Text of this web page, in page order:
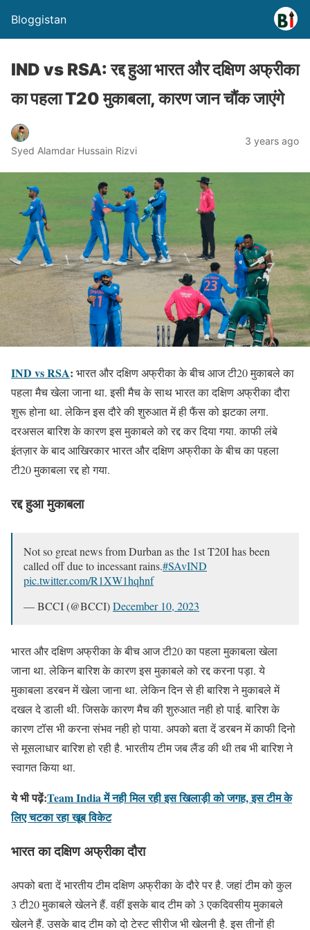
Bloggistan
IND vs RSA: रद्द हुआ भारत और दक्षिण अफ्रीका
का पहला T20 मुकाबला, कारण जान चौंक जाएंगे
Syed Alamdar Hussain Rizvi
3 years ago
IND vs RSA: भारत और दक्षिण अफ्रीका के बीच आज टी20 मुकाबले का
पहला मैच खेला जाना था. इसी मैच के साथ भारत का दक्षिण अफ्रीका दौरा
शुरू होना था. लेकिन इस दौरे की शुरुआत में ही फैंस को झटका लगा.
दरअसल बारिश के कारण इस मुकाबले को रद्द कर दिया गया. काफी लंबे
इंतज़ार के बाद आखिरकार भारत और दक्षिण अफ्रीका के बीच का पहला
टी20 मुकाबला रद्द हो गया.
रद्द हुआ मुकाबला
Not so great news from Durban as the 1st T20I has been
called off due to incessant rains.#SAvIND
pic.twitter.com/R1XW1hqhnf
— BCCI (@BCCI)December 10, 2023
भारत और दक्षिण अफ्रीका के बीच आज टी20 का पहला मुकाबला खेला
जाना था. लेकिन बारिश के कारण इस मुकाबले को रद्द करना पड़ा. ये
मुकाबला डरबन में खेला जाना था. लेकिन दिन से ही बारिश ने मुकाबले में
दखल दे डाली थी. जिसके कारण मैच की शुरुआत नही हो पाई. बारिश के
कारण टॉस भी करना संभव नही हो पाया. अपको बता दें डरबन में काफी दिनो
से मूसलाधार बारिश हो रही है. भारतीय टीम जब लैंड की थी तब भी बारिश ने
स्वागत किया था.
ये भी पढ़ें:Team India में नही मिल रही इस खिलाड़ी को जगह, इस टीम के
लिए चटका रहा खूब विकेट
भारत का दक्षिण अफ्रीका दौरा
अपको बता दें भारतीय टीम दक्षिण अफ्रीका के दौरे पर है. जहां टीम को कुल
3 टी20 मुकाबले खेलने हैं. वहीं इसके बाद टीम को 3 एकदिवसीय मुकाबले
खेलने हैं. उसके बाद टीम को दो टेस्ट सीरीज भी खेलनी है. इस तीनों ही